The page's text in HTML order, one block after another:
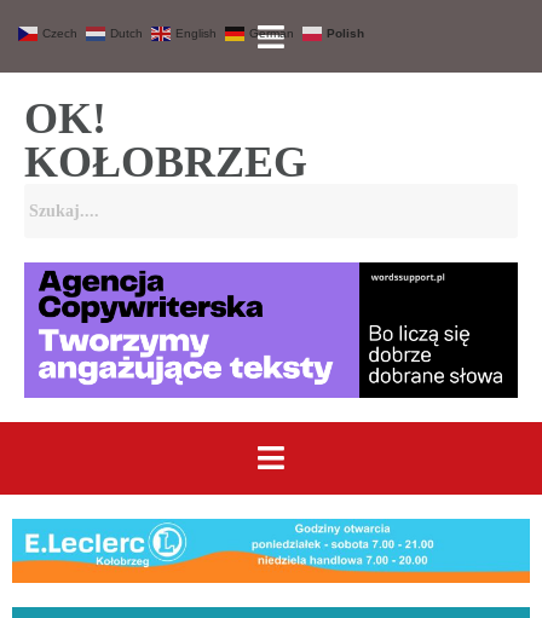
OK!
KOŁOBRZEG
Czech Dutch English German Polish